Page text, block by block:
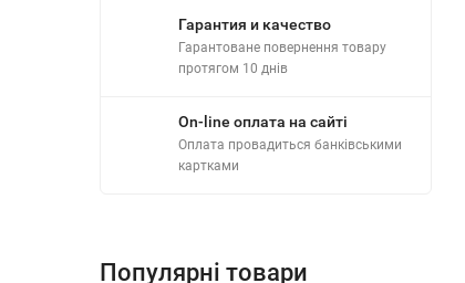
Гарантия и качество
Гарантоване повернення товару
протягом 10 днів
On-line оплата на сайті
Оплата провадиться банківськими
картками
Популярні товари